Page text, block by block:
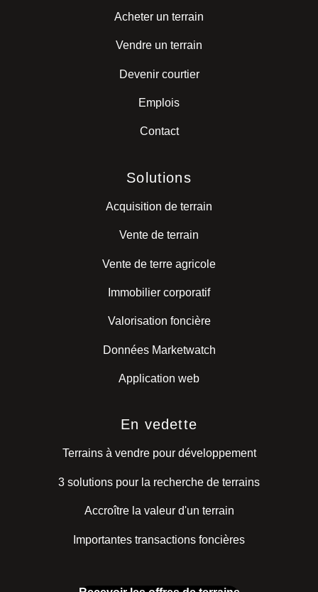
Acheter un terrain
Vendre un terrain
Devenir courtier
Emplois
Contact
Solutions
Acquisition de terrain
Vente de terrain
Vente de terre agricole
Immobilier corporatif
Valorisation foncière
Données Marketwatch
Application web
En vedette
Terrains à vendre pour développement
3 solutions pour la recherche de terrains
Accroître la valeur d'un terrain
Importantes transactions foncières